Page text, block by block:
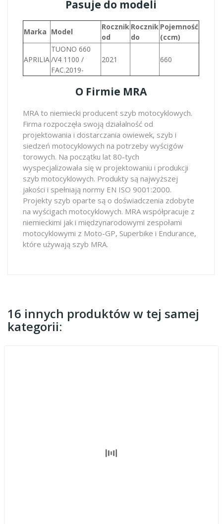
Pasuje do modeli
Marka Model
Rocznik
od
Rocznik
do
Pojemność
(ccm)
APRILIA
TUONO 660
/V4 1100 /
FAC.2019-
2021 660
O Firmie MRA
MRA to niemiecki producent szyb motocyklowych.
Firma rozpoczęła swoją działalność od
projektowania i dostarczania owiewek, szyb i
siedzeń motocyklowych na potrzeby wyścigów
torowych. Na początku lat 80-tych
wyspecjalizowała się w projektowaniu i produkcji
szyb motocyklowych. Produkty są najwyższej
jakości i spełniają normy EN ISO 9001:2000.
Projekty szyb oparte są o doświadczenia zdobyte
na wyścigach motocyklowych. MRA współpracuje z
niemieckimi jak i międzynarodowymi zespołami
motocyklowymi z Moto-GP, Superbike i Endurance,
które używają szyb MRA.
16 innych produktów w tej samej
kategorii: